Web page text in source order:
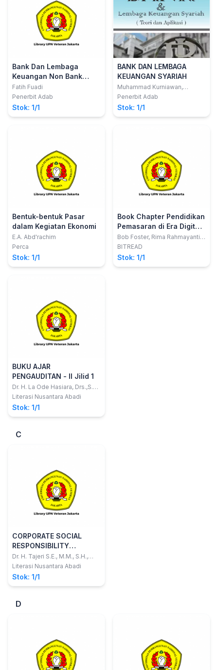
Bank Dan Lembaga
Keuangan Non Bank
(Teori dan Aplikasi)
Fatih Fuadi
Penerbit Adab
Stok: 1/1
BANK DAN LEMBAGA
KEUANGAN SYARIAH
Muhammad Kurniawan,
S.E.,M.E.Sy
Penerbit Adab
Stok: 1/1
Bentuk-bentuk Pasar
dalam Kegiatan Ekonomi
E.A. Abd'rachim
Perca
Stok: 1/1
Book Chapter Pendidikan
Pemasaran di Era Digital
4.0
Bob Foster, Rima Rahmayanti,
Fitriani Reyta, Susan Purnama,
Sabila Saberina
BITREAD
Stok: 1/1
BUKU AJAR
PENGAUDITAN - II Jilid 1
Dr. H. La Ode Hasiara, Drs.,S.E.,
M.M., M.Pd., Ph.D., Ak.,CA.,
Literasi Nusantara Abadi
Stok: 1/1
C
CORPORATE SOCIAL
RESPONSIBILITY
Tanggung Jawab
Perusahaan terhadap
Masalah Sosial, Ekonomi,
dan Lingkungan (Edisi 2)
Dr. H. Tajeri S.E., M.M., S.H.,
M.H.
Literasi Nusantara Abadi
Stok: 1/1
D